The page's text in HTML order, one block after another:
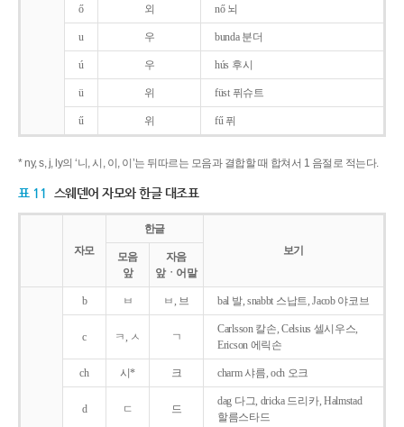
ő 외 nő 뇌
u 우 bunda 분더
ú 우 hús 후시
ü 위 füst 퓌슈트
ű 위 fű 퓌
* ny, s, j, ly의 ‘니, 시, 이, 이’는 뒤따르는 모음과 결합할 때 합쳐서 1 음절로 적는다.
표 11 스웨덴어 자모와 한글 대조표
자모
한글
보기
모음
앞
자음
앞ㆍ어말
b ㅂ ㅂ, 브 bal 발, snabbt 스납트, Jacob 야코브
c ㅋ, ㅅ ㄱ
Carlsson 칼손, Celsius 셀시우스,
Ericson 에릭손
ch 시* 크 charm 샤름, och 오크
d ㄷ 드
dag 다그, dricka 드리카, Halmstad
할름스타드